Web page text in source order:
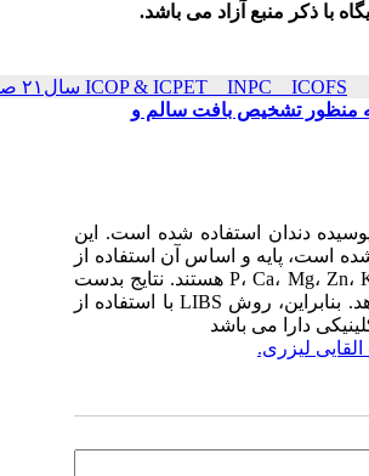
با ذکر منبع آزاد می باشد.
ICOP & ICPET _ INPC _ ICOFS سال۲۱ صفحات ۱۲۱۶-۱۲۱۳
منظور تشخیص بافت سالم و
دندان استفاده شده است. این
است، پایه و اساس آن استفاده از
خطوط گسیلی اتمی و یونی طیف LIBS دندان می باشد که این خطوط متعلق به عناصر P، Ca، Mg، Zn، K، Sr، C، Na، H، O هستند. نتایج بدست
آمده، امکان تشخیص نوع بافت و همچنین پیش بینی نمونه های ناشناس مورد تست را به خوبی نشان می دهد. بنابراین، روش LIBS با استفاده از
لیزری.